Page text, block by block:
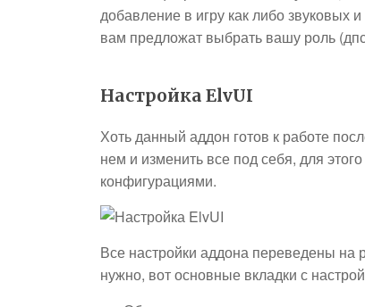
добавление в игру как либо звуковых
вам предложат выбрать вашу роль
Настройка ElvUI
Хоть данный аддон готов к работе
нем и изменить все под себя, для
конфигурациями.
Все настройки аддона переведены на
нужно, вот основные вкладки с